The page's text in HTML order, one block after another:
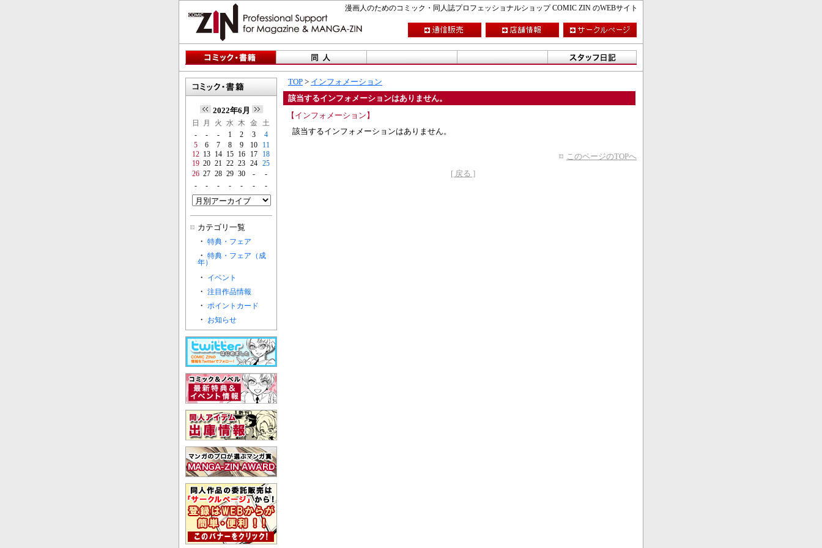
漫画人のためのコミック・同人誌プロフェッショナルショップ COMIC ZIN のWEBサイト
2022年6月
日 月 火 水 木 金
土
-
- - 1 2 3
4
5
6 7 8 9 10
11
12 13 14 15 16 17
18
19 20 21 22 23 24
25
26 27 28 29 30 -
-
-
- - - - - -
カテゴリ一覧
・ 特典・フェア
・ 特典・フェア（成
年）
・
イベント
・ 注目作品情報
・ ポイントカード
・ お知らせ
TOP > インフォメーション
該当するインフォメーションはありません。
【インフォメーション】
該当するインフォメーションはありません。
このページのTOPへ
[ 戻る ]